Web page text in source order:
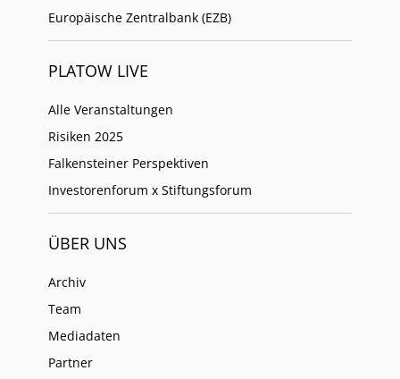
Europäische Zentralbank (EZB)
PLATOW LIVE
Alle Veranstaltungen
Risiken 2025
Falkensteiner Perspektiven
Investorenforum x Stiftungsforum
ÜBER UNS
Archiv
Team
Mediadaten
Partner